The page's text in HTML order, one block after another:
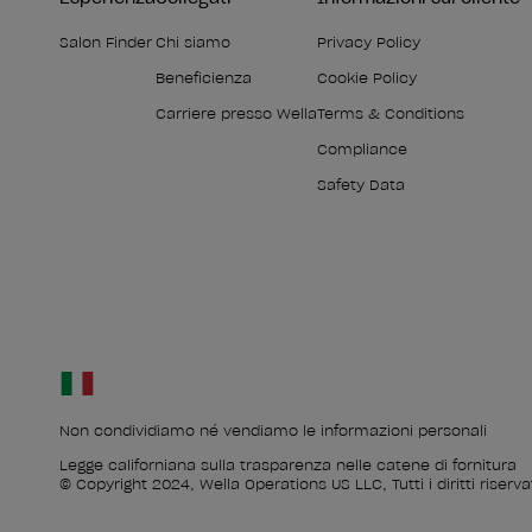
Salon Finder Chi siamo
Beneficienza
Carriere presso Wella
Privacy Policy
Cookie Policy
Terms & Conditions
Compliance
Safety Data
Non condividiamo né vendiamo le informazioni personali
Legge californiana sulla trasparenza nelle catene di fornitura
© Copyright 2024, Wella Operations US LLC, Tutti i diritti